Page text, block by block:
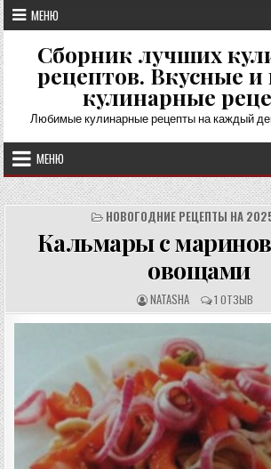
Перейти
к
содержимому
МЕНЮ
Сборник лучших
рецептов. Вкусные и
кулинарные
Любимые кулинарные рецепты на каждый
МЕНЮ
НОВОГОДНИЕ РЕЦЕПТЫ НА
Кальмары с
овощами
А
В
Т
Е
Ц
Е
П
Т
А
:
NATASHA О
Т
З
:
1 ОТЗЫВ